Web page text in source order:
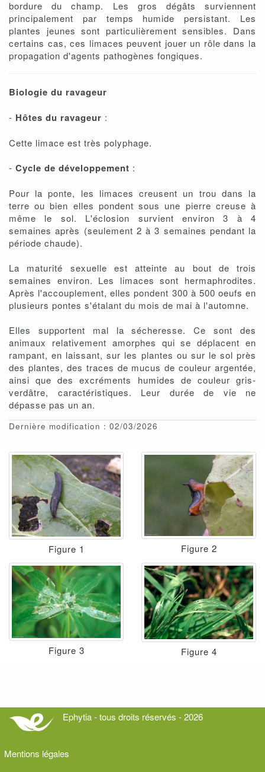
bordure du champ. Les gros dégâts surviennent
principalement par temps humide persistant. Les
plantes jeunes sont particulièrement sensibles. Dans
certains cas, ces limaces peuvent jouer un rôle dans la
propagation d'agents pathogènes fongiques.
Biologie du ravageur
- Hôtes du ravageur :
Cette limace est très polyphage.
- Cycle de développement :
Pour la ponte, les limaces creusent un trou dans la
terre ou bien elles pondent sous une pierre creuse à
même le sol. L'éclosion survient environ 3 à 4
semaines après (seulement 2 à 3 semaines pendant la
période chaude).
La maturité sexuelle est atteinte au bout de trois
semaines environ. Les limaces sont hermaphrodites.
Après l'accouplement, elles pondent 300 à 500 oeufs en
plusieurs pontes s'étalant du mois de mai à l'automne.
Elles supportent mal la sécheresse. Ce sont des
animaux relativement amorphes qui se déplacent en
rampant, en laissant, sur les plantes ou sur le sol près
des plantes, des traces de mucus de couleur argentée,
ainsi que des excréments humides de couleur gris-
verdâtre, caractéristiques. Leur durée de vie ne
dépasse pas un an.
Dernière modification : 02/03/2026
Figure 1 Figure 2
Figure 3 Figure 4
Ephytia - tous droits réservés - 2026
Mentions légales